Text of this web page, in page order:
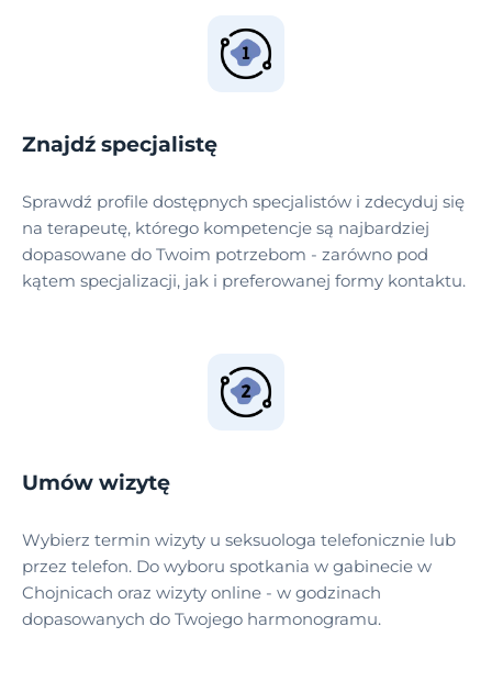
Znajdź specjalistę
Sprawdź profile dostępnych specjalistów i zdecyduj się
na terapeutę, którego kompetencje są najbardziej
dopasowane do Twoim potrzebom - zarówno pod
kątem specjalizacji, jak i preferowanej formy kontaktu.
Umów wizytę
Wybierz termin wizyty u seksuologa telefonicznie lub
przez telefon. Do wyboru spotkania w gabinecie w
Chojnicach oraz wizyty online - w godzinach
dopasowanych do Twojego harmonogramu.